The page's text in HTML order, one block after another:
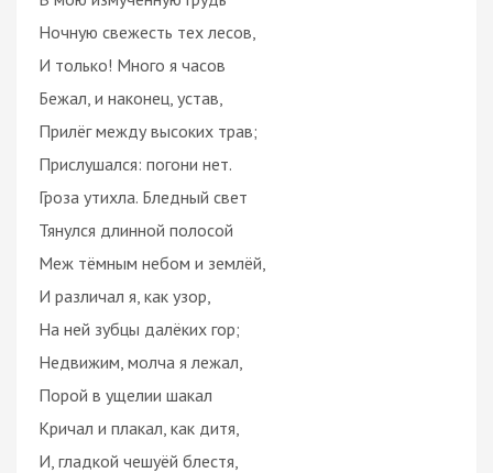
Ночную свежесть тех лесов,
И только! Много я часов
Бежал, и наконец, устав,
Прилёг между высоких трав;
Прислушался: погони нет.
Гроза утихла. Бледный свет
Тянулся длинной полосой
Меж тёмным небом и землёй,
И различал я, как узор,
На ней зубцы далёких гор;
Недвижим, молча я лежал,
Порой в ущелии шакал
Кричал и плакал, как дитя,
И, гладкой чешуёй блестя,